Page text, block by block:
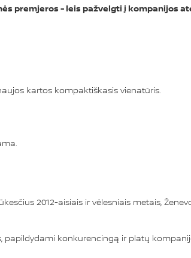
premjeros - leis pažvelgti į kompanijos
kartos kompaktiškasis vienatūris.
2012-aisiais ir vėlesniais metais,
papildydami konkurencingą ir platų